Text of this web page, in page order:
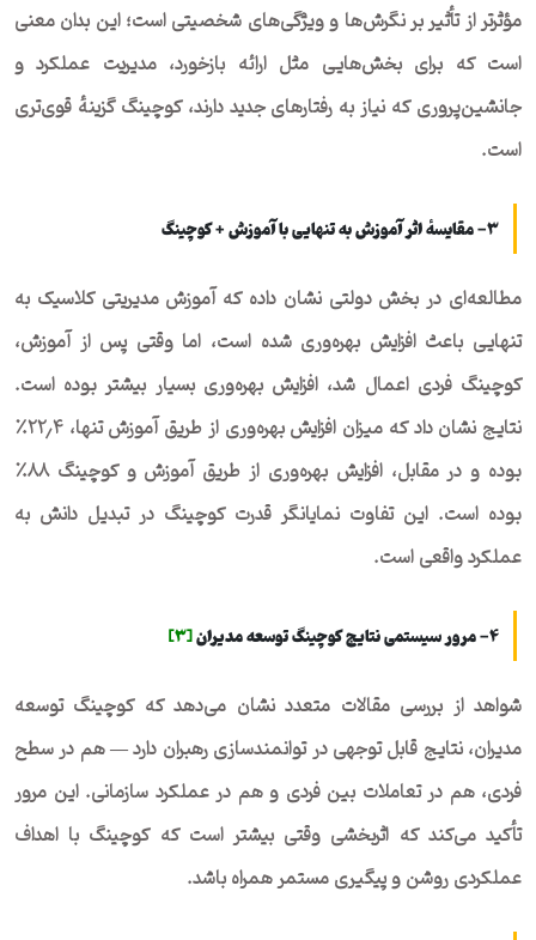
مؤثرتر از تأثیر بر نگرش‌ها و ویژگی‌های شخصیتی است؛ این بدان معنی
است که برای بخش‌هایی مثل ارائه بازخورد، مدیریت عملکرد و
جانشین‌پروری که نیاز به رفتارهای جدید دارند، کوچینگ گزینهٔ قوی‌تری
است.
۳- مقایسهٔ اثر آموزش به تنهایی با آموزش + کوچینگ
مطالعه‌ای در بخش دولتی نشان داده که آموزش مدیریتی کلاسیک به
تنهایی باعث افزایش بهره‌وری شده است، اما وقتی پس از آموزش،
کوچینگ فردی اعمال شد، افزایش بهره‌وری بسیار بیشتر بوده است.
نتایج نشان داد که میزان افزایش بهره‌وری از طریق آموزش تنها، ۲۲٫۴٪
بوده و در مقابل، افزایش بهره‌وری از طریق آموزش و کوچینگ ۸۸٪
بوده است. این تفاوت نمایانگر قدرت کوچینگ در تبدیل دانش به
عملکرد واقعی است.
۴- مرور سیستمی نتایج کوچینگ توسعه مدیران [3]
شواهد از بررسی مقالات متعدد نشان می‌دهد که کوچینگ توسعه
مدیران، نتایج قابل توجهی در توانمندسازی رهبران دارد — هم در سطح
فردی، هم در تعاملات بین فردی و هم در عملکرد سازمانی. این مرور
تأکید می‌کند که اثربخشی وقتی بیشتر است که کوچینگ با اهداف
عملکردی روشن و پیگیری مستمر همراه باشد.